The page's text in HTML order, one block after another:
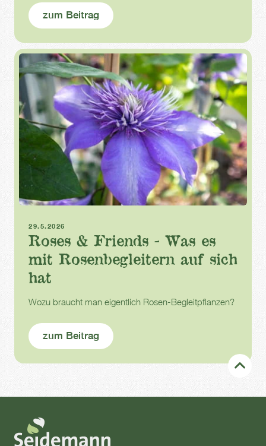
zum Beitrag
29.5.2026
Roses & Friends - Was es
mit Rosenbegleitern auf sich
hat
Wozu braucht man eigentlich Rosen-Begleitpflanzen?
zum Beitrag